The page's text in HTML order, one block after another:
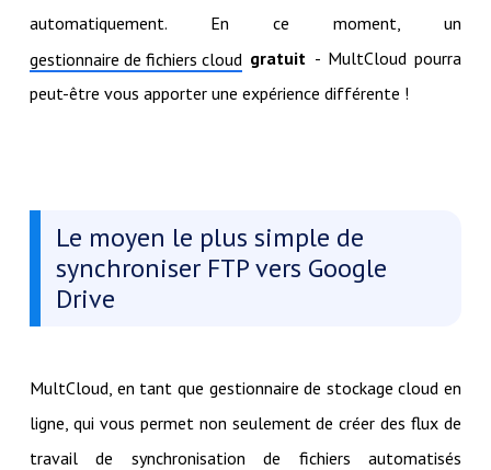
automatiquement. En ce moment, un
gestionnaire de fichiers cloud gratuit - MultCloud pourra
peut-être vous apporter une expérience différente !
Le moyen le plus simple de
synchroniser FTP vers Google
Drive
MultCloud, en tant que gestionnaire de stockage cloud en
ligne, qui vous permet non seulement de créer des flux de
travail de synchronisation de fichiers automatisés